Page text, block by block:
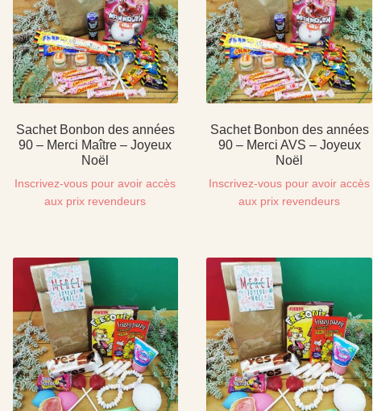
Sachet Bonbon des années
90 – Merci Maître – Joyeux
Noël
Inscrivez-vous pour avoir accès
aux prix revendeurs
Sachet Bonbon des années
90 – Merci AVS – Joyeux
Noël
Inscrivez-vous pour avoir accès
aux prix revendeurs